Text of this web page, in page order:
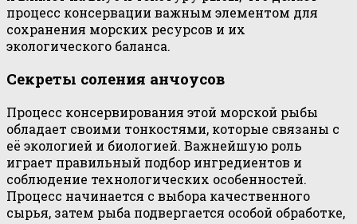
процесс консервации важным элементом для
сохранения морских ресурсов и их
экологического баланса.
Секреты соления анчоусов
Процесс консервирования этой морской рыбы
обладает своими тонкостями, которые связаны с
её экологией и биологией. Важнейшую роль
играет правильный подбор ингредиентов и
соблюдение технологических особенностей.
Процесс начинается с выбора качественного
сырья, затем рыба подвергается особой обработке,